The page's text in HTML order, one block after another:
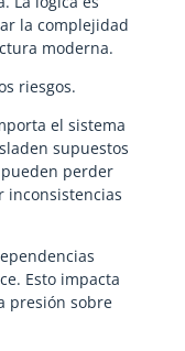
la complejidad
moderna.
riesgos.
el sistema
supuestos
perder
inconsistencias
Esto impacta
presión sobre